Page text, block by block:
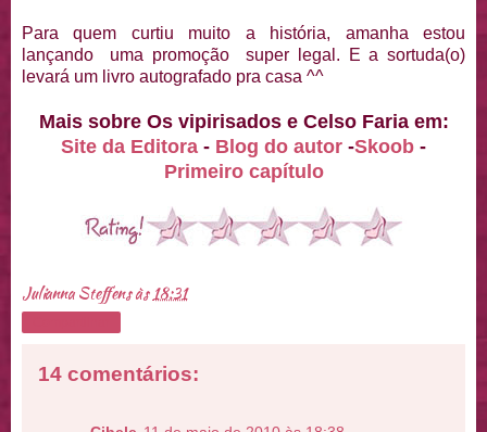
Para quem curtiu muito a história, amanha estou
lançando uma promoção super legal. E a sortuda(o)
levará um livro autografado pra casa ^^
Mais sobre Os vipirisados e Celso Faria em:
Site da Editora - Blog do autor -Skoob -
Primeiro capítulo
Julianna Steffensàs 18:31
14 comentários: